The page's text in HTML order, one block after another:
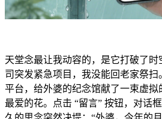
天堂念最让我动容的，是它打破了
司突发紧急项目，我没能回老家祭
平台，给外婆的纪念馆献了一束虚
最爱的花。点击 “留言” 按钮，对话